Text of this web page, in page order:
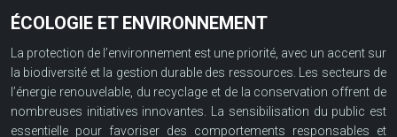
ÉCOLOGIE ET ENVIRONNEMENT
La protection de l’environnement est une priorité, avec un accent sur
la biodiversité et la gestion durable des ressources. Les secteurs de
l’énergie renouvelable, du recyclage et de la conservation offrent de
nombreuses initiatives innovantes. La sensibilisation du public est
essentielle pour favoriser des comportements responsables et